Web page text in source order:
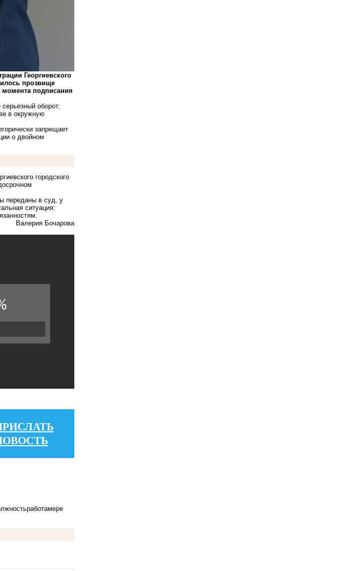
Георгиевского
прозвище
момента подписания
серьезный оборот:
в окружную
запрещает
о двойном
городского
переданы в суд, у
ситуация:
Валерия Бочарова
работамере